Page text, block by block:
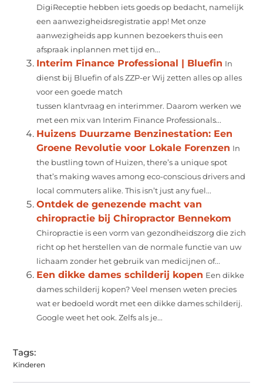
DigiReceptie hebben iets goeds op bedacht, namelijk
een aanwezigheidsregistratie app! Met onze
aanwezigheids app kunnen bezoekers thuis een
afspraak inplannen met tijd en...
Interim Finance Professional | Bluefin In
dienst bij Bluefin of als ZZP-er Wij zetten alles op alles
voor een goede match
tussen klantvraag en interimmer. Daarom werken we
met een mix van Interim Finance Professionals...
Huizens Duurzame Benzinestation: Een
Groene Revolutie voor Lokale Forenzen In
the bustling town of Huizen, there’s a unique spot
that’s making waves among eco-conscious drivers and
local commuters alike. This isn’t just any fuel...
Ontdek de genezende macht van
chiropractie bij Chiropractor Bennekom
Chiropractie is een vorm van gezondheidszorg die zich
richt op het herstellen van de normale functie van uw
lichaam zonder het gebruik van medicijnen of...
Een dikke dames schilderij kopen Een dikke
dames schilderij kopen? Veel mensen weten precies
wat er bedoeld wordt met een dikke dames schilderij.
Google weet het ook. Zelfs als je...
Tags:
Kinderen